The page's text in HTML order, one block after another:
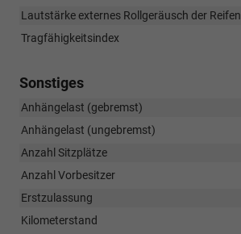
Lautstärke externes Rollgeräusch der Reifen
Tragfähigkeitsindex
Sonstiges
Anhängelast (gebremst)
Anhängelast (ungebremst)
Anzahl Sitzplätze
Anzahl Vorbesitzer
Erstzulassung
Kilometerstand